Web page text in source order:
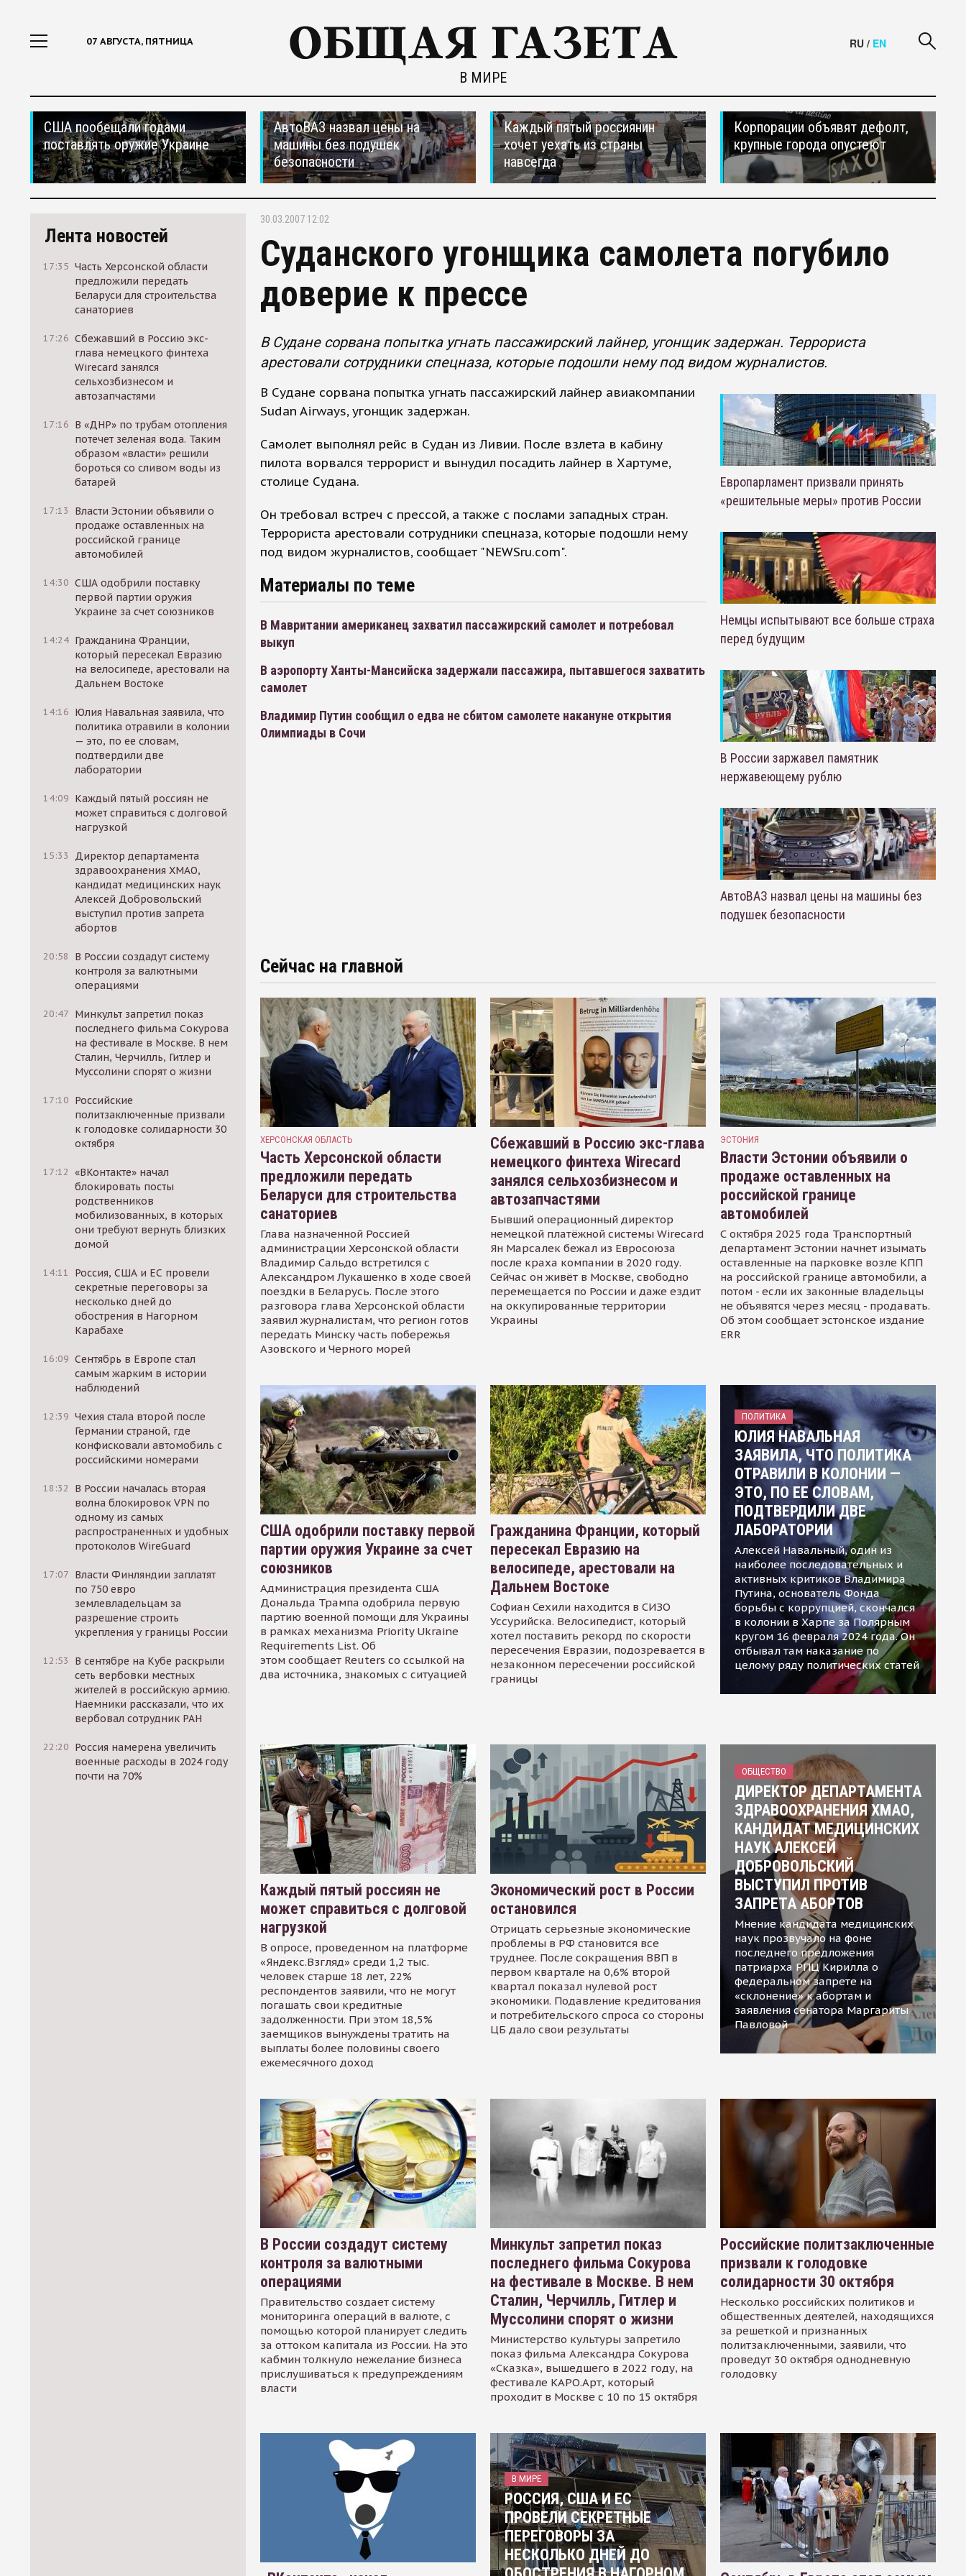
07 АВГУСТА, ПЯТНИЦА
В МИРЕ
RU / EN
США пообещали годами
поставлять оружие Украине
АвтоВАЗ назвал цены на
машины без подушек
безопасности
Каждый пятый россиянин
хочет уехать из страны
навсегда
Корпорации объявят дефолт,
крупные города опустеют
Лента новостей
17:35 Часть Херсонской области
предложили передать
Беларуси для строительства
санаториев
17:26 Сбежавший в Россию экс-
глава немецкого финтеха
Wirecard занялся
сельхозбизнесом и
автозапчастями
17:16 В «ДНР» по трубам отопления
потечет зеленая вода. Таким
образом «власти» решили
бороться со сливом воды из
батарей
17:13
Власти Эстонии объявили о
продаже оставленных на
российской границе
автомобилей
14:30 США одобрили поставку
первой партии оружия
Украине за счет союзников
14:24 Гражданина Франции,
который пересекал Евразию
на велосипеде, арестовали на
Дальнем Востоке
14:16 Юлия Навальная заявила, что
политика отравили в колонии
— это, по ее словам,
подтвердили две
лаборатории
14:09 Каждый пятый россиян не
может справиться с долговой
нагрузкой
15:33
Директор департамента
здравоохранения ХМАО,
кандидат медицинских наук
Алексей Добровольский
выступил против запрета
абортов
20:58
В России создадут систему
контроля за валютными
операциями
20:47 Минкульт запретил показ
последнего фильма Сокурова
на фестивале в Москве. В нем
Сталин, Черчилль, Гитлер и
Муссолини спорят о жизни
17:10 Российские
политзаключенные призвали
к голодовке солидарности 30
октября
17:12 «ВКонтакте» начал
блокировать посты
родственников
мобилизованных, в которых
они требуют вернуть близких
домой
14:11
Россия, США и ЕС провели
секретные переговоры за
несколько дней до
обострения в Нагорном
Карабахе
16:09 Сентябрь в Европе стал
самым жарким в истории
наблюдений
12:39 Чехия стала второй после
Германии страной, где
конфисковали автомобиль с
российскими номерами
18:32
В России началась вторая
волна блокировок VPN по
одному из самых
распространенных и удобных
протоколов WireGuard
17:07 Власти Финляндии заплатят
по 750 евро
землевладельцам за
разрешение строить
укрепления у границы России
12:53
В сентябре на Кубе раскрыли
сеть вербовки местных
жителей в российскую армию.
Наемники рассказали, что их
вербовал сотрудник РАН
22:20 Россия намерена увеличить
военные расходы в 2024 году
почти на 70%
30.03.2007 12:02
Суданского угонщика самолета погубило
доверие к прессе
В Судане сорвана попытка угнать пассажирский лайнер, угонщик задержан. Террориста
арестовали сотрудники спецназа, которые подошли нему под видом журналистов.
В Судане сорвана попытка угнать пассажирский лайнер авиакомпании
Sudan Airways, угонщик задержан.
Самолет выполнял рейс в Судан из Ливии. После взлета в кабину
пилота ворвался террорист и вынудил посадить лайнер в Хартуме,
столице Судана.
Он требовал встреч с прессой, а также с послами западных стран.
Террориста арестовали сотрудники спецназа, которые подошли нему
под видом журналистов, сообщает "NEWSru.com".
Материалы по теме
В Мавритании американец захватил пассажирский самолет и потребовал
выкуп
В аэропорту Ханты-Мансийска задержали пассажира, пытавшегося захватить
самолет
Владимир Путин сообщил о едва не сбитом самолете накануне открытия
Олимпиады в Сочи
Европарламент призвали принять
«решительные меры» против России
Немцы испытывают все больше страха
перед будущим
В России заржавел памятник
нержавеющему рублю
АвтоВАЗ назвал цены на машины без
подушек безопасности
Сейчас на главной
ХЕРСОНСКАЯ ОБЛАСТЬ
Часть Херсонской области
предложили передать
Беларуси для строительства
санаториев
Глава назначенной Россией
администрации Херсонской области
Владимир Сальдо встретился с
Александром Лукашенко в ходе своей
поездки в Беларусь. После этого
разговора глава Херсонской области
заявил журналистам, что регион готов
передать Минску часть побережья
Азовского и Черного морей
Сбежавший в Россию экс-глава
немецкого финтеха Wirecard
занялся сельхозбизнесом и
автозапчастями
Бывший операционный директор
немецкой платёжной системы Wirecard
Ян Марсалек бежал из Евросоюза
после краха компании в 2020 году.
Сейчас он живёт в Москве, свободно
перемещается по России и даже ездит
на оккупированные территории
Украины
ЭСТОНИЯ
Власти Эстонии объявили о
продаже оставленных на
российской границе
автомобилей
С октября 2025 года Транспортный
департамент Эстонии начнет изымать
оставленные на парковке возле КПП
на российской границе автомобили, а
потом - если их законные владельцы
не объявятся через месяц - продавать.
Об этом сообщает эстонское издание
ERR
США одобрили поставку первой
партии оружия Украине за счет
союзников
Администрация президента США
Дональда Трампа одобрила первую
партию военной помощи для Украины
в рамках механизма Priority Ukraine
Requirements List. Об
этом сообщает Reuters со ссылкой на
два источника, знакомых с ситуацией
Гражданина Франции, который
пересекал Евразию на
велосипеде, арестовали на
Дальнем Востоке
Софиан Сехили находится в СИЗО
Уссурийска. Велосипедист, который
хотел поставить рекорд по скорости
пересечения Евразии, подозревается в
незаконном пересечении российской
границы
ПОЛИТИКА
ЮЛИЯ НАВАЛЬНАЯ
ЗАЯВИЛА, ЧТО ПОЛИТИКА
ОТРАВИЛИ В КОЛОНИИ —
ЭТО, ПО ЕЕ СЛОВАМ,
ПОДТВЕРДИЛИ ДВЕ
ЛАБОРАТОРИИ
Алексей Навальный, один из
наиболее последовательных и
активных критиков Владимира
Путина, основатель Фонда
борьбы с коррупцией, скончался
в колонии в Харпе за Полярным
кругом 16 февраля 2024 года. Он
отбывал там наказание по
целому ряду политических статей
Каждый пятый россиян не
может справиться с долговой
нагрузкой
В опросе, проведенном на платформе
«Яндекс.Взгляд» среди 1,2 тыс.
человек старше 18 лет, 22%
респондентов заявили, что не могут
погашать свои кредитные
задолженности. При этом 18,5%
заемщиков вынуждены тратить на
выплаты более половины своего
ежемесячного доход
Экономический рост в России
остановился
Отрицать серьезные экономические
проблемы в РФ становится все
труднее. После сокращения ВВП в
первом квартале на 0,6% второй
квартал показал нулевой рост
экономики. Подавление кредитования
и потребительского спроса со стороны
ЦБ дало свои результаты
ОБЩЕСТВО
ДИРЕКТОР ДЕПАРТАМЕНТА
ЗДРАВООХРАНЕНИЯ ХМАО,
КАНДИДАТ МЕДИЦИНСКИХ
НАУК АЛЕКСЕЙ
ДОБРОВОЛЬСКИЙ
ВЫСТУПИЛ ПРОТИВ
ЗАПРЕТА АБОРТОВ
Мнение кандидата медицинских
наук прозвучало на фоне
последнего предложения
патриарха РПЦ Кирилла о
федеральном запрете на
«склонение» к абортам и
заявления сенатора Маргариты
Павловой
В России создадут систему
контроля за валютными
операциями
Правительство создает систему
мониторинга операций в валюте, с
помощью которой планирует следить
за оттоком капитала из России. На это
кабмин толкнуло нежелание бизнеса
прислушиваться к предупреждениям
власти
Минкульт запретил показ
последнего фильма Сокурова
на фестивале в Москве. В нем
Сталин, Черчилль, Гитлер и
Муссолини спорят о жизни
Министерство культуры запретило
показ фильма Александра Сокурова
«Сказка», вышедшего в 2022 году, на
фестивале КАРО.Арт, который
проходит в Москве с 10 по 15 октября
Российские политзаключенные
призвали к голодовке
солидарности 30 октября
Несколько российских политиков и
общественных деятелей, находящихся
за решеткой и признанных
политзаключенными, заявили, что
проведут 30 октября однодневную
голодовку
В МИРЕ
РОССИЯ, США И ЕС
ПРОВЕЛИ СЕКРЕТНЫЕ
ПЕРЕГОВОРЫ ЗА
НЕСКОЛЬКО ДНЕЙ ДО